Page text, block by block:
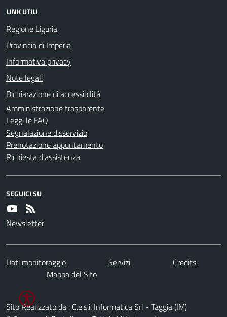
LINK UTILI
Regione Liguria
Provincia di Imperia
Informativa privacy
Note legali
Dichiarazione di accessibilità
Amministrazione trasparente
Leggi le FAQ
Segnalazione disservizio
Prenotazione appuntamento
Richiesta d'assistenza
SEGUICI SU
Newsletter
Dati monitoraggio Servizi
Credits
Mappa del Sito
Sito Realizzato da : C.e.s.i. Informatica Srl - Taggia (IM)